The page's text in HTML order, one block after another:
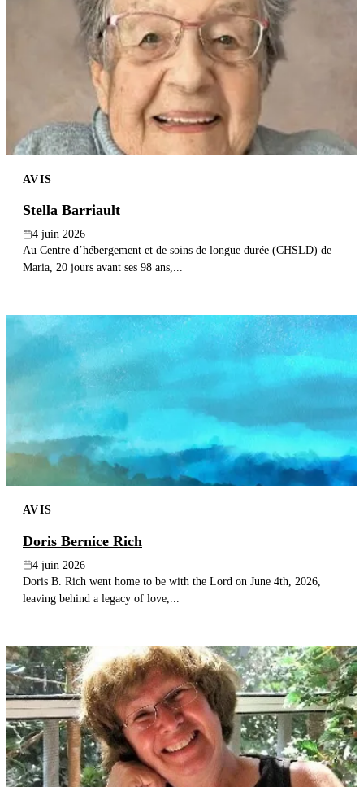
AVIS
Stella Barriault
4 juin 2026
Au Centre d’hébergement et de soins de longue durée (CHSLD) de
Maria, 20 jours avant ses 98 ans,...
AVIS
Doris Bernice Rich
4 juin 2026
Doris B. Rich went home to be with the Lord on June 4th, 2026,
leaving behind a legacy of love,...